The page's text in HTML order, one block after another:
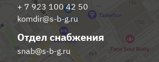
+ 7 923 100 42 50
komdir@s-b-g.ru
Отдел снабжения
snab@s-b-g.ru